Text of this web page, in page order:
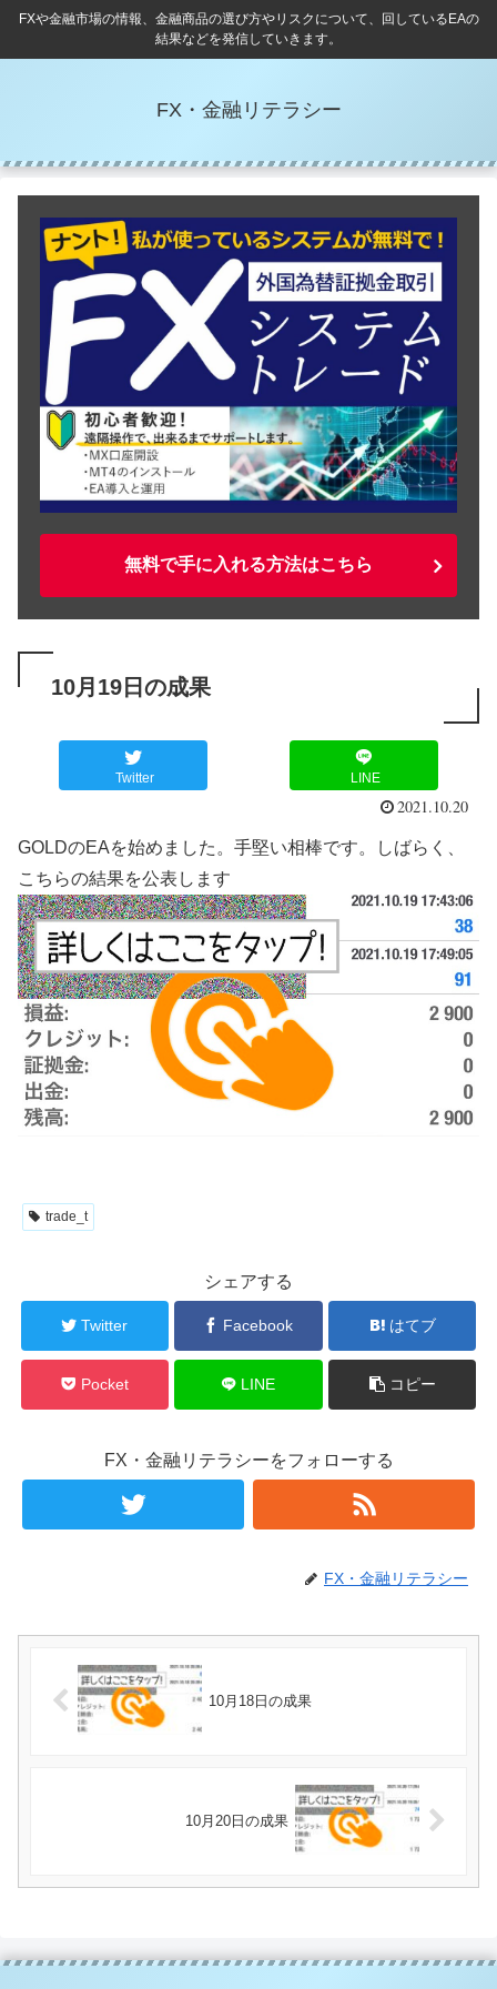
FXや金融市場の情報、金融商品の選び方やリスクについて、回しているEAの
結果などを発信していきます。
FX・金融リテラシー
無料で手に入れる方法はこちら
10月19日の成果
Twitter LINE
2021.10.20
GOLDのEAを始めました。手堅い相棒です。しばらく、
こちらの結果を公表します
trade_t
シェアする
Twitter Facebook はてブ
Pocket LINE コピー
FX・金融リテラシーをフォローする
FX・金融リテラシー
10月18日の成果
10月20日の成果